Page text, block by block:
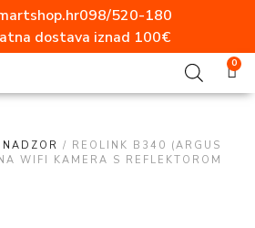
098/520-180
dostava iznad 100€
0
/ REOLINK B340 (ARGUS
WIFI KAMERA S REFLEKTOROM